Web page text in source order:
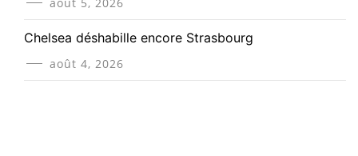
Chelsea déshabille encore Strasbourg
août 4, 2026